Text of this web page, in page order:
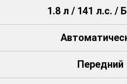
1.8 л / 141 л.с. /
Передний